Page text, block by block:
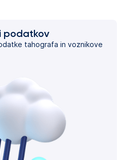
podatkov
tahografa in voznikove